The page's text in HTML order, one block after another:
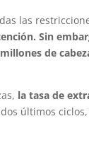
las
Sin
de
la tasa de
últimos ciclos,